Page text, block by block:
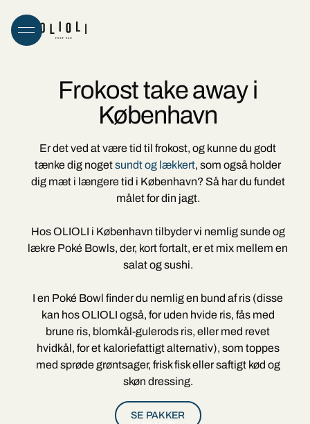
Frokost take away i
København
Er det ved at være tid til frokost, og kunne du godt
tænke dig nogetsundt og lækkert, som også holder
dig mæt i længere tid i København? Så har du fundet
målet for din jagt.
Hos OLIOLI i København tilbyder vi nemlig sunde og
lækre Poké Bowls, der, kort fortalt, er et mix mellem en
salat og sushi.
I en Poké Bowl finder du nemlig en bund af ris (disse
kan hos OLIOLI også, for uden hvide ris, fås med
brune ris, blomkål-gulerods ris, eller med revet
hvidkål, for et kaloriefattigt alternativ), som toppes
med sprøde grøntsager, frisk fisk eller saftigt kød og
skøn dressing.
SE PAKKER